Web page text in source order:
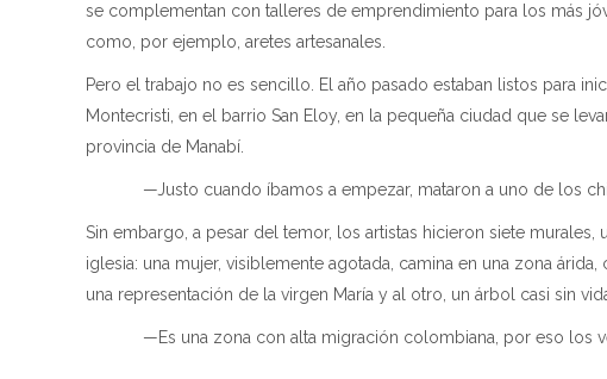
se complementan con talleres de emprendimiento para los más
como, por ejemplo, aretes artesanales.
Pero el trabajo no es sencillo. El año pasado estaban listos para
Montecristi, en el barrio San Eloy, en la pequeña ciudad que se
provincia de Manabí.
—Justo cuando íbamos a empezar, mataron a uno de los
Sin embargo, a pesar del temor, los artistas hicieron siete
iglesia: una mujer, visiblemente agotada, camina en una zona
una representación de la virgen María y al otro, un árbol casi sin
—Es una zona con alta migración colombiana, por eso los